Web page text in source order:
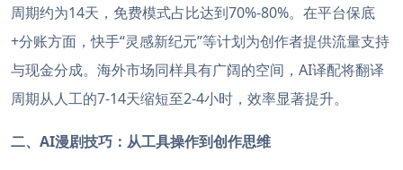
周期约为14天，免费模式占比达到70%-80%。在平台保底
+分账方面，快手“灵感新纪元”等计划为创作者提供流量支持
与现金分成。海外市场同样具有广阔的空间，AI译配将翻译
周期从人工的7-14天缩短至2-4小时，效率显著提升。
二、AI漫剧技巧：从工具操作到创作思维